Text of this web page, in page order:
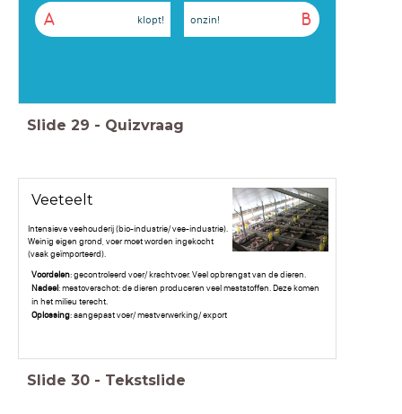
A klopt! B
onzin!
Slide 29 - Quizvraag
Veeteelt
Voordelen: gecontroleerd voer/ krachtvoer. Veel opbrengst van de dieren.
Nadeel: mestoverschot: de dieren produceren veel meststoffen. Deze komen
in het milieu terecht.
Oplossing: aangepast voer/ mestverwerking/ export
Intensieve veehouderij (bio-industrie/ vee-industrie).
Weinig eigen grond, voer moet worden ingekocht
(vaak geïmporteerd).
Slide 30 - Tekstslide